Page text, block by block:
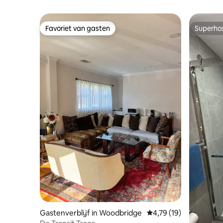
Favoriet van gasten
Favoriet van gasten
Gastenverblijf in Woodbridge Gemiddelde
4,79 (19)